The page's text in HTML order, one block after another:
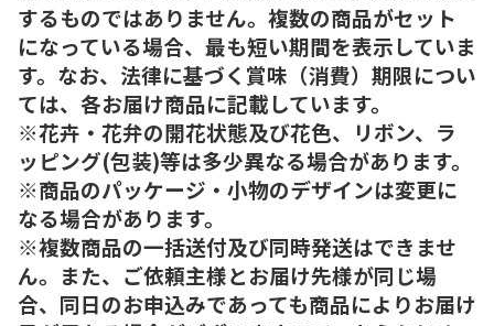
するものではありません。複数の商品がセット
になっている場合、最も短い期間を表示していま
す。なお、法律に基づく賞味（消費）期限につい
ては、各お届け商品に記載しています。
※花卉・花弁の開花状態及び花色、リボン、ラ
ッピング(包装)等は多少異なる場合があります。
※商品のパッケージ・小物のデザインは変更に
なる場合があります。
※複数商品の一括送付及び同時発送はできませ
ん。また、ご依頼主様とお届け先様が同じ場
合、同日のお申込みであっても商品によりお届け